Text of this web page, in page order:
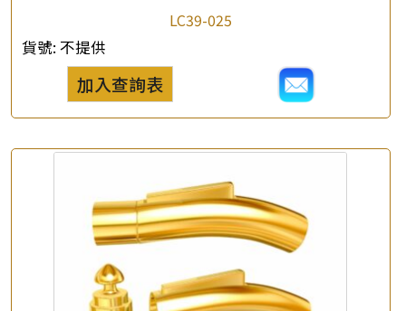
LC39-025
貨號: 不提供
加入查詢表